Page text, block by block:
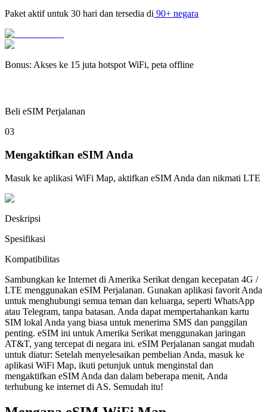
Paket aktif untuk 30 hari dan tersedia di 90+ negara
Bonus: Akses ke 15 juta hotspot WiFi, peta offline
Beli eSIM Perjalanan
03
Mengaktifkan eSIM Anda
Masuk ke aplikasi WiFi Map, aktifkan eSIM Anda dan nikmati LTE
Deskripsi
Spesifikasi
Kompatibilitas
Sambungkan ke Internet di Amerika Serikat dengan kecepatan 4G /
LTE menggunakan eSIM Perjalanan. Gunakan aplikasi favorit Anda
untuk menghubungi semua teman dan keluarga, seperti WhatsApp
atau Telegram, tanpa batasan. Anda dapat mempertahankan kartu
SIM lokal Anda yang biasa untuk menerima SMS dan panggilan
penting. eSIM ini untuk Amerika Serikat menggunakan jaringan
AT&T, yang tercepat di negara ini. eSIM Perjalanan sangat mudah
untuk diatur: Setelah menyelesaikan pembelian Anda, masuk ke
aplikasi WiFi Map, ikuti petunjuk untuk menginstal dan
mengaktifkan eSIM Anda dan dalam beberapa menit, Anda
terhubung ke internet di AS. Semudah itu!